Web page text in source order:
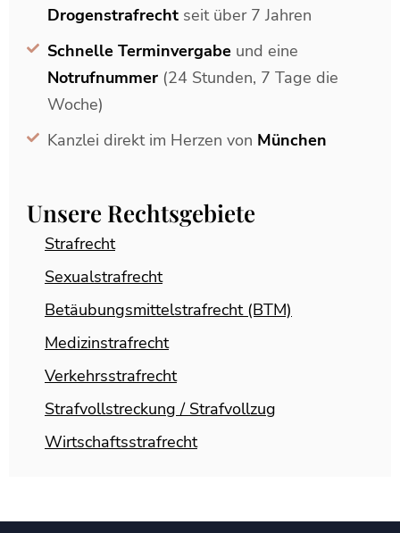
Drogenstrafrechtseit über 7 Jahren
Schnelle Terminvergabeund eine
Notrufnummer(24 Stunden, 7 Tage die
Woche)
Kanzlei direkt im Herzen von München
Unsere Rechtsgebiete
Strafrecht
Sexualstrafrecht
Betäubungsmittelstrafrecht (BTM)
Medizinstrafrecht
Verkehrsstrafrecht
Strafvollstreckung / Strafvollzug
Wirtschaftsstrafrecht